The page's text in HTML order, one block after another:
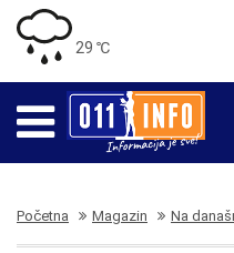
29 ℃
Početna Magazin Na